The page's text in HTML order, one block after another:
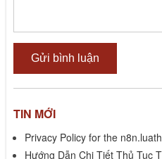
TIN MỚI
Privacy Policy for the
Hướng Dẫn Chi Tiết Thủ Tục